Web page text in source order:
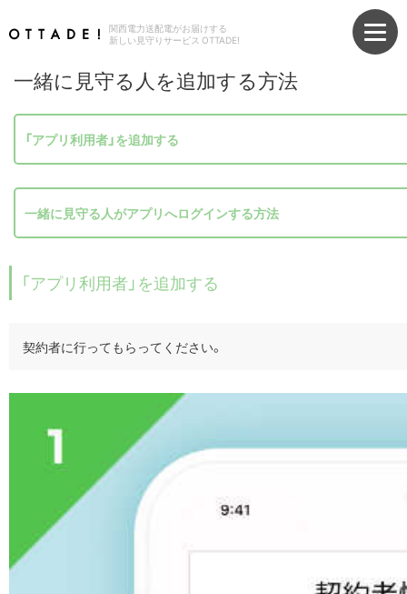
関西電力送配電がお届けする
新しい見守りサービス OTTADE!
一緒に見守る人を追加する方法
「アプリ利用者」を追加する
一緒に見守る人がアプリへログインする方法
「アプリ利用者」を追加する
契約者に行ってもらってください。